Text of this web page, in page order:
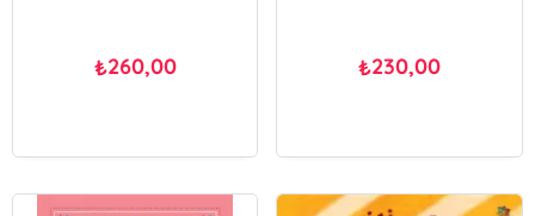
₺260,00 ₺230,00